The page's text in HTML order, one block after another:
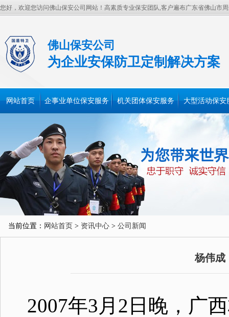
您好，欢迎您访问佛山保安公司网站！高素质专业保安团队,客户遍布广东省佛山市
佛山保安公司
为企业安保防卫定制解决方案
网站首页 企事业单位保安服务 机关团体保安服务 大型活动保安
当前位置： 网站首页 > 资讯中心 > 公司新闻
杨伟成
2007年3月2日晚，广